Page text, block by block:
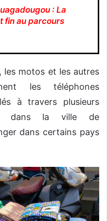
: La
fin au parcours
les motos et les autres
les téléphones
à travers plusieurs
dans la ville de
dans certains pays